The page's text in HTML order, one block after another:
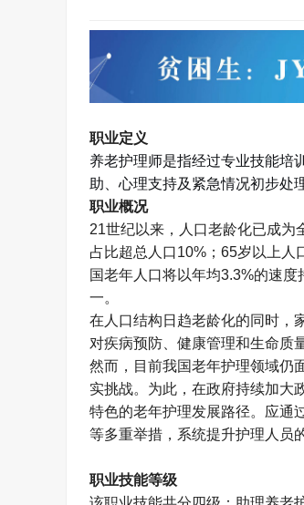
职业定义
养老护理师是指经过专业技能培
助、心理支持及紧急情况初步处
职业概况
21世纪以来，人口老龄化已成为
占比超总人口10% ； 65岁以上人
国老年人口将以年均3.3%的速度
一。
在人口结构日趋老龄化的同时，
对疾病预防、健康管理和生命质
然而，目前我国老年护理领域仍
实挑战。为此，在政府持续加大
特色的老年护理发展路径。应通
等多重举措，系统提升护理人员
职业技能等级